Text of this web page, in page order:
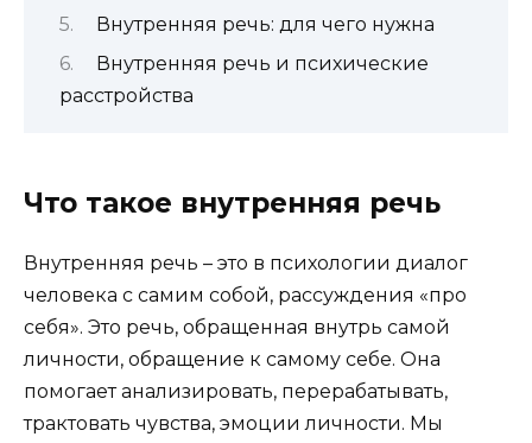
Внутренняя речь: для чего нужна
Внутренняя речь и психические
расстройства
Что такое внутренняя речь
Внутренняя речь – это в психологии диалог
человека с самим собой, рассуждения «про
себя». Это речь, обращенная внутрь самой
личности, обращение к самому себе. Она
помогает анализировать, перерабатывать,
трактовать чувства, эмоции личности. Мы